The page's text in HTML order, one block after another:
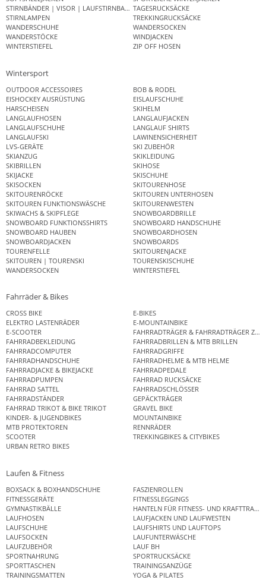
STIRNBÄNDER | VISOR | LAUFSTIRNBANDTAGESRUCKSÄCKE
STIRNLAMPEN
TREKKINGRUCKSÄCKE
WANDERSCHUHE
WANDERSOCKEN
WANDERSTÖCKE
WINDJACKEN
WINTERSTIEFEL
ZIP OFF HOSEN
Wintersport
OUTDOOR ACCESSOIRES
BOB & RODEL
EISHOCKEY AUSRÜSTUNG
EISLAUFSCHUHE
HARSCHEISEN
SKIHELM
LANGLAUFHOSEN
LANGLAUFJACKEN
LANGLAUFSCHUHE
LANGLAUF SHIRTS
LANGLAUFSKI
LAWINENSICHERHEIT
LVS-GERÄTE
SKI ZUBEHÖR
SKIANZUG
SKIKLEIDUNG
SKIBRILLEN
SKIHOSE
SKIJACKE
SKISCHUHE
SKISOCKEN
SKITOURENHOSE
SKITOURENRÖCKE
SKITOUREN UNTERHOSEN
SKITOUREN FUNKTIONSWÄSCHE
SKITOURENWESTEN
SKIWACHS & SKIPFLEGE
SNOWBOARDBRILLE
SNOWBOARD FUNKTIONSSHIRTS
SNOWBOARD HANDSCHUHE
SNOWBOARD HAUBEN
SNOWBOARDHOSEN
SNOWBOARDJACKEN
SNOWBOARDS
TOURENFELLE
SKITOURENJACKE
SKITOUREN | TOURENSKI
TOURENSKISCHUHE
WANDERSOCKEN
WINTERSTIEFEL
Fahrräder & Bikes
CROSS BIKE
E-BIKES
ELEKTRO LASTENRÄDER
E-MOUNTAINBIKE
E-SCOOTER
FAHRRADTRÄGER & FAHRRADTRÄGER
FAHRRADBEKLEIDUNG
FAHRRADBRILLEN & MTB BRILLEN
FAHRRADCOMPUTER
FAHRRADGRIFFE
FAHRRADHANDSCHUHE
FAHRRADHELME & MTB HELME
FAHRRADJACKE & BIKEJACKE
FAHRRADPEDALE
FAHRRADPUMPEN
FAHRRAD RUCKSÄCKE
FAHRRAD SATTEL
FAHRRADSCHLÖSSER
FAHRRADSTÄNDER
GEPÄCKTRÄGER
FAHRRAD TRIKOT & BIKE TRIKOT
GRAVEL BIKE
KINDER- & JUGENDBIKES
MOUNTAINBIKE
MTB PROTEKTOREN
RENNRÄDER
SCOOTER
TREKKINGBIKES & CITYBIKES
URBAN RETRO BIKES
Laufen & Fitness
BOXSACK & BOXHANDSCHUHE
FASZIENROLLEN
FITNESSGERÄTE
FITNESSLEGGINGS
GYMNASTIKBÄLLE
HANTELN FÜR FITNESS- UND
LAUFHOSEN
LAUFJACKEN UND LAUFWESTEN
LAUFSCHUHE
LAUFSHIRTS UND LAUFTOPS
LAUFSOCKEN
LAUFUNTERWÄSCHE
LAUFZUBEHÖR
LAUF BH
SPORTNAHRUNG
SPORTRUCKSÄCKE
SPORTTASCHEN
TRAININGSANZÜGE
TRAININGSMATTEN
YOGA & PILATES